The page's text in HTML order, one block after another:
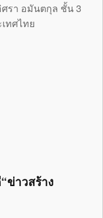
รา อมันตกุล ชั้น 3
ทศไทย
ข่าวสร้าง